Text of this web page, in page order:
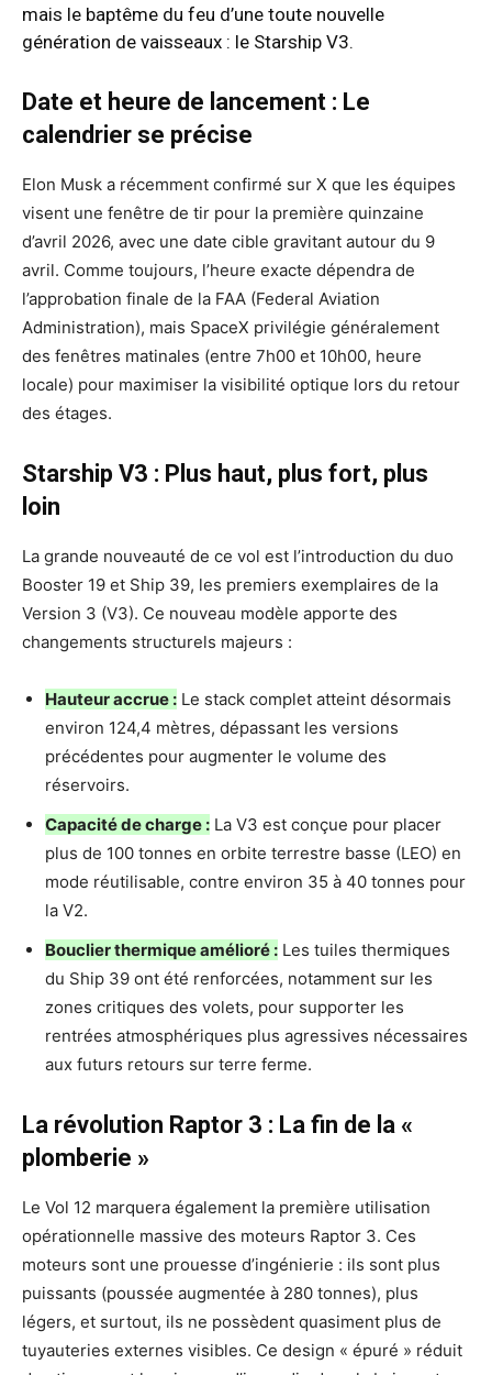
mais le baptême du feu d’une toute nouvelle
génération de vaisseaux : le Starship V3.
Date et heure de lancement : Le
calendrier se précise
Elon Musk a récemment confirmé sur X que les équipes
visent une fenêtre de tir pour la première quinzaine
d’avril 2026, avec une date cible gravitant autour du 9
avril. Comme toujours, l’heure exacte dépendra de
l’approbation finale de la FAA (Federal Aviation
Administration), mais SpaceX privilégie généralement
des fenêtres matinales (entre 7h00 et 10h00, heure
locale) pour maximiser la visibilité optique lors du retour
des étages.
Starship V3 : Plus haut, plus fort, plus
loin
La grande nouveauté de ce vol est l’introduction du duo
Booster 19 et Ship 39, les premiers exemplaires de la
Version 3 (V3). Ce nouveau modèle apporte des
changements structurels majeurs :
Hauteur accrue : Le stack complet atteint désormais
environ 124,4 mètres, dépassant les versions
précédentes pour augmenter le volume des
réservoirs.
Capacité de charge : La V3 est conçue pour placer
plus de 100 tonnes en orbite terrestre basse (LEO) en
mode réutilisable, contre environ 35 à 40 tonnes pour
la V2.
Bouclier thermique amélioré : Les tuiles thermiques
du Ship 39 ont été renforcées, notamment sur les
zones critiques des volets, pour supporter les
rentrées atmosphériques plus agressives nécessaires
aux futurs retours sur terre ferme.
La révolution Raptor 3 : La fin de la «
plomberie »
Le Vol 12 marquera également la première utilisation
opérationnelle massive des moteurs Raptor 3. Ces
moteurs sont une prouesse d’ingénierie : ils sont plus
puissants (poussée augmentée à 280 tonnes), plus
légers, et surtout, ils ne possèdent quasiment plus de
tuyauteries externes visibles. Ce design « épuré » réduit